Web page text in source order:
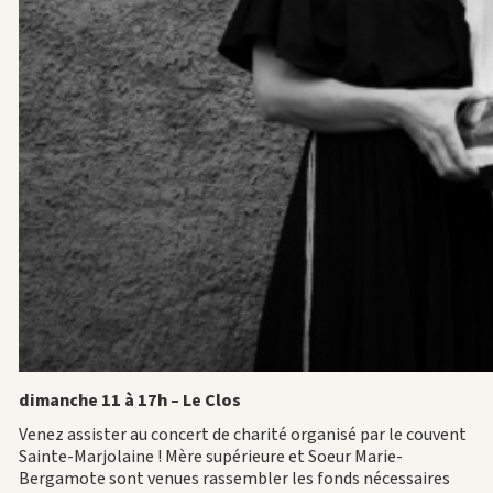
dimanche 11 à 17h – Le Clos
Venez assister au concert de charité organisé par le couvent
Sainte-Marjolaine ! Mère supérieure et Soeur Marie-
Bergamote sont venues rassembler les fonds nécessaires